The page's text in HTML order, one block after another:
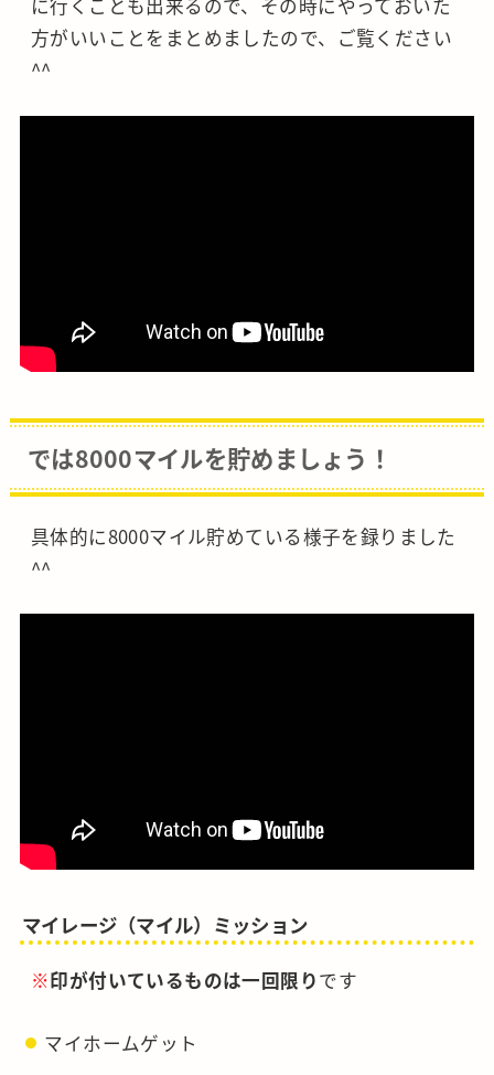
に行くことも出来るので、その時にやっておいた
方がいいことをまとめましたので、ご覧ください
^^
では8000マイルを貯めましょう！
具体的に8000マイル貯めている様子を録りました
^^
マイレージ（マイル）ミッション
※印が付いているものは一回限りです
マイホームゲット